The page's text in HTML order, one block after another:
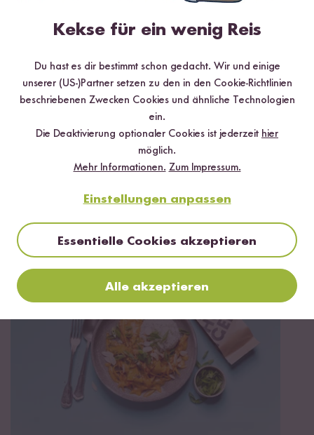
Digitales Rezeptbuch per E-Mail
✔️ 25 leckere Rezepte aus unseren bunten Kochwelten
✔️ Inklusive Tipps & Tricks für die Zubereitung
Jetzt sichern
per E-Mail zugeschickt.
Mehr Rezepte mit Bio Basmati Reis
TOP #12 LIEBLING
Kekse für ein wenig Reis
Du hast es dir bestimmt schon gedacht. Wir und einige
unserer (US-)Partner setzen zu den in den Cookie-Richtlinien
beschriebenen Zwecken Cookies und ähnliche Technologien
ein.
Die Deaktivierung optionaler Cookies ist jederzeit hier
möglich.
Mehr Informationen. Zum Impressum.
Einstellungen anpassen
Essentielle Cookies akzeptieren
Alle akzeptieren